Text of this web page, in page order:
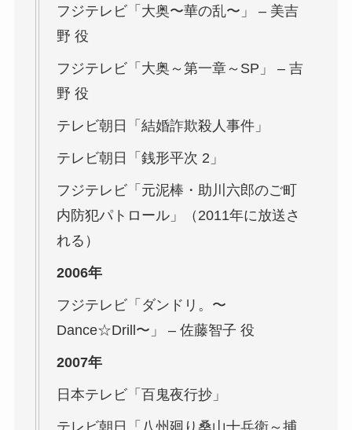
フジテレビ「大奥〜華の乱〜」 – 美吉
野 役
フジテレビ「大奥～第一章～SP」 – 吉
野 役
テレビ朝日「結婚詐欺殺人事件」
テレビ朝日「銭形平次 2」
フジテレビ「元泥棒・助川六郎のご町
内防犯パトロール」（2011年に放送さ
れる）
2006年
フジテレビ「ダンドリ。〜
Dance☆Drill〜」 – 佐藤智子 役
2007年
日本テレビ「百鬼夜行抄」
テレビ朝日「八州廻り桑山十兵衛～捕